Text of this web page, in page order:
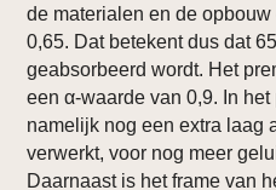
de materialen en de
0,65. Dat betekent dus dat
geabsorbeerd wordt. Het
een α-waarde van 0,9. In
namelijk nog een extra laag
verwerkt, voor nog meer
Daarnaast is het frame van